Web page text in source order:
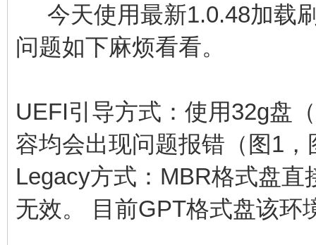
今天使用最新1.0.48加载
问题如下麻烦看看。
UEFI引导方式：使用32g盘
容均会出现问题报错（图1，
Legacy方式：MBR格式盘
无效。 目前GPT格式盘该环